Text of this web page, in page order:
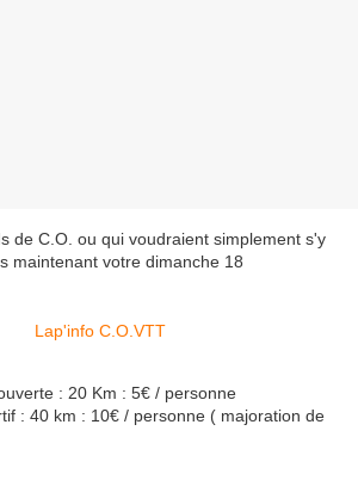
de C.O. ou qui voudraient simplement s'y
maintenant votre dimanche 18
: 20 Km : 5€ / personne
: 40 km : 10€ / personne ( majoration de